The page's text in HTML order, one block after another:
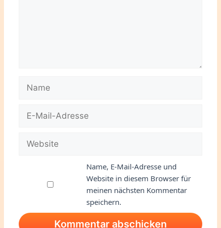
Name
Mail-
Website
Name, E-Mail-Adresse und
Website in diesem Browser für
meinen nächsten Kommentar
speichern.